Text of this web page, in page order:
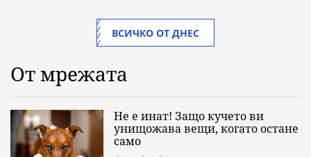
ВСИЧКО ОТ ДНЕС
От мрежата
унищожава вещи, когато остане
само
dogsandcats.bg